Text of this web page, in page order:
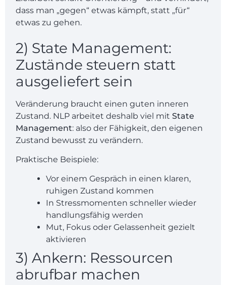
dass man „gegen“ etwas kämpft, statt „für“
etwas zu gehen.
2) State Management:
Zustände steuern statt
ausgeliefert sein
Veränderung braucht einen guten inneren
Zustand. NLP arbeitet deshalb viel mit State
Management: also der Fähigkeit, den eigenen
Zustand bewusst zu verändern.
Praktische Beispiele:
Vor einem Gespräch in einen klaren,
ruhigen Zustand kommen
In Stressmomenten schneller wieder
handlungsfähig werden
Mut, Fokus oder Gelassenheit gezielt
aktivieren
3) Ankern: Ressourcen
abrufbar machen